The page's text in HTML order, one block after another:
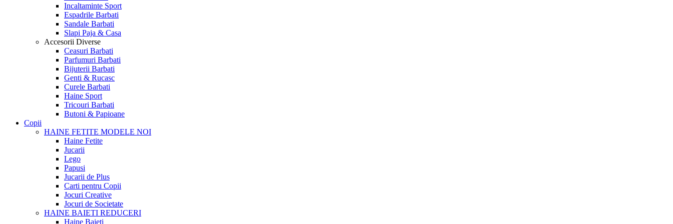
Incaltaminte Sport
Espadrile Barbati
Sandale Barbati
Slapi Paja & Casa
Accesorii Diverse
Ceasuri Barbati
Parfumuri Barbati
Bijuterii Barbati
Genti & Rucasc
Curele Barbati
Haine Sport
Tricouri Barbati
Butoni & Papioane
Copii
HAINE FETITE MODELE NOI
Haine Fetite
Jucarii
Lego
Papusi
Jucarii de Plus
Carti pentru Copii
Jocuri Creative
Jocuri de Societate
HAINE BAIETI REDUCERI
Haine Baieti